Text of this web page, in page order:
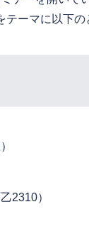
ーマに以下の
2310）